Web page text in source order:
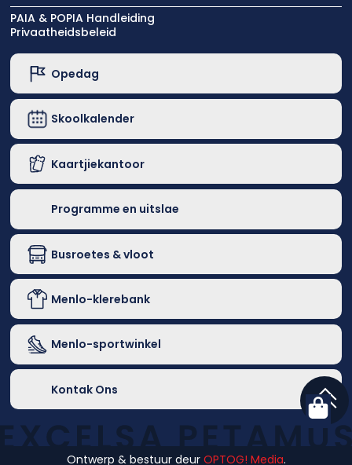
PAIA & POPIA Handleiding
Privaatheidsbeleid
Opedag
Skoolkalender
Kaartjiekantoor
Programme en uitslae
Busroetes & vloot
Menlo-klerebank
Menlo-sportwinkel
Kontak Ons
Ontwerp & bestuur deur OPTOG! Media.